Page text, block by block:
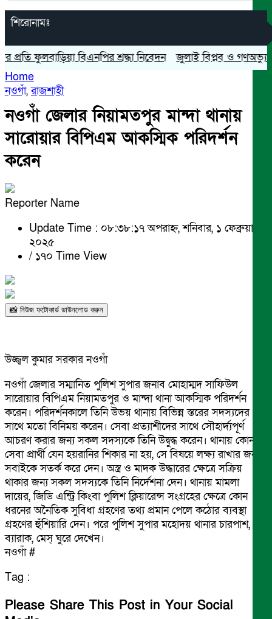
শিরোনামঃ
ফুলবাড়িয়া বিএনপির শ্রদ্ধা নিবেদন জুলাই বিপ্লব ও গণঅভ্যুত্থান
Home
নওগাঁ,রাজশাহী
নওগাঁ জেলার নিয়ামতপুর মান্দা থানায়
সারোয়ার বিপিএম আকস্মিক পরিদর্শন
করেন
Reporter Name
Update Time : ০৮:৩৮:১৭ অপরাহ্ন, শনিবার, ১ ফেব্রুয়ারী
২০২৫
/ ১৭০ Time View
📸 নিউজ ফটোকার্ড ডাউনলোড করুন
উজ্জ্বল কুমার সরকার নওগাঁ
নওগাঁ জেলার সম্মানিত পুলিশ সুপার জনাব মোহাম্মদ সাফিউল
সারোয়ার বিপিএম নিয়ামতপুর ও মান্দা থানা আকস্মিক পরিদর্শন
করেন। পরিদর্শনকালে তিনি উভয় থানায় বিভিন্ন স্তরের সদস্যদের
সাথে মতো বিনিময় করেন। সেবা প্রত্যাশীদের সাথে সৌহার্দ্যপূর্ণ
আচরণ করার জন্য সকল সদস্যকে তিনি উদ্বুদ্ধ করেন। থানায় কোন
সেবা প্রার্থী যেন হয়রানির শিকার না হয়, সে বিষয়ে লক্ষ্য রাখার জন্য
সবাইকে সতর্ক করে দেন। অস্ত্র ও মাদক উদ্ধারের ক্ষেত্রে সক্রিয়
থাকার জন্য সকল সদস্যকে তিনি নির্দেশনা দেন। থানায় মামলা
দায়ের, জিডি এন্ট্রি কিংবা পুলিশ ক্লিয়ারেন্স সংগ্রহের ক্ষেত্রে কোন
ধরনের অনৈতিক সুবিধা গ্রহণের তথ্য প্রমান পেলে কঠোর ব্যবস্থা
গ্রহণের হুঁশিয়ারি দেন। পরে পুলিশ সুপার মহোদয় থানার চারপাশ,
ব্যারাক, মেস্ ঘুরে দেখেন।
নওগাঁ #
Tag :
Please Share This Post in Your Social